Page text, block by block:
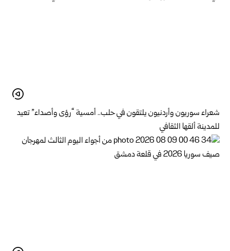
شعراء سوريون وأردنيون يلتقون في حلب.. أمسية “رؤى وأصداء” تعيد
للمدينة ألقها الثقافي